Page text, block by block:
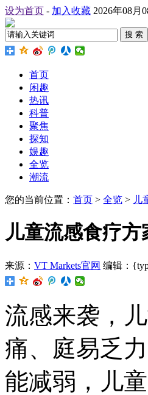
设为首页 - 加入收藏 2026年08月
搜 索
首页
闲趣
热讯
科普
聚焦
探知
娱趣
全览
潮流
您的当前位置： 首页 > 全览 > 儿
儿童流感食疗
来源： VT Markets官网 编辑：
流感来袭，
痛、庭易乏
能减弱，儿